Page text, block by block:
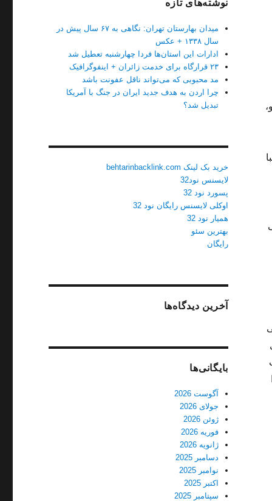
نوشته‌های تازه
میدان بهارستان تهران: نگاهی به ۶۷ سال پیش در
سال ۱۳۳۸ + عکس
ادارات این استان‌ها فردا چهارشنبه تعطیل شد
۲۳ قرارگاه برای خدمت زائران + اینفوگرافیک
مد محبوبی که می‌تواند ناقل عفونت باشد
چرا اردن به هدف جدید ایران در جنگ با آمریکا
تبدیل شد؟
خرید بک لینک behtarinbacklink.com
لایسنس نود32
پسورد نود 32
اوکلی لایسنس رایگان نود 32
همیار نود 32
بهترین سئو
رایگان
آخرین دیدگاه‌ها
بایگانی‌ها
آگوست 2026
جولای 2026
ژوئن 2026
فوریه 2026
ژانویه 2026
دسامبر 2025
نوامبر 2025
اکتبر 2025
سپتامبر 2025